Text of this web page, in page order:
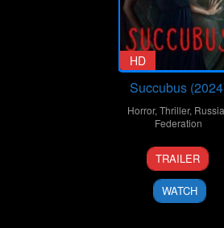
HD
Succubus
Horror, Thriller,
Federation
11
Apr
2024
Serik
Beyseu
TRAILER
WATCH